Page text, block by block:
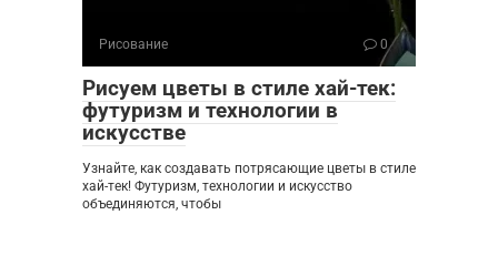
Рисование 0
Рисуем цветы в стиле хай-тек:
футуризм и технологии в
искусстве
Узнайте, как создавать потрясающие цветы в стиле
хай-тек! Футуризм, технологии и искусство
объединяются, чтобы